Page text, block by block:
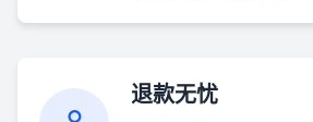
退款无忧